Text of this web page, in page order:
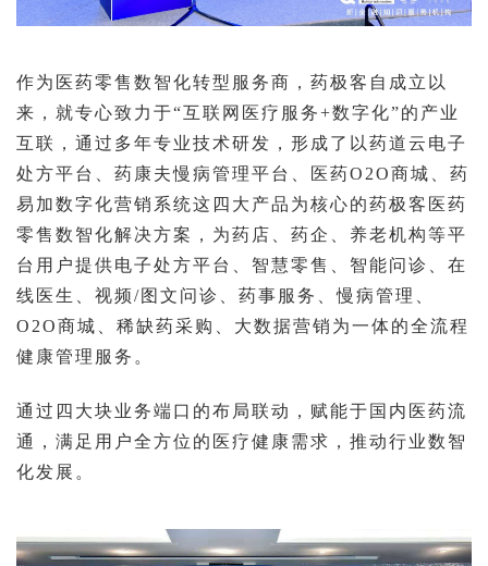
作为医药零售数智化转型服务商，药极客自成立以
来，就专心致力于“互联网医疗服务+数字化”的产业
互联，通过多年专业技术研发，形成了以 药道云电子
处方平台、药康夫慢病管理平台、医药O2O商城、药
易加数字化营销系统这四大产品为核心的药极客医药
零售数智化解决方案，为药店、药企、养老机构等平
台用户提供电⼦处⽅平台、智慧零售、智能问诊、在
线医⽣、视频/图文问诊、药事服务、慢病管理、
O2O商城、稀缺药采购、大数据营销 为一体的全流程
健康管理服务。
通过四大块业务端口的布局联动，赋能于国内医药流
通，满足用户全方位的医疗健康需求，推动行业数智
化发展。